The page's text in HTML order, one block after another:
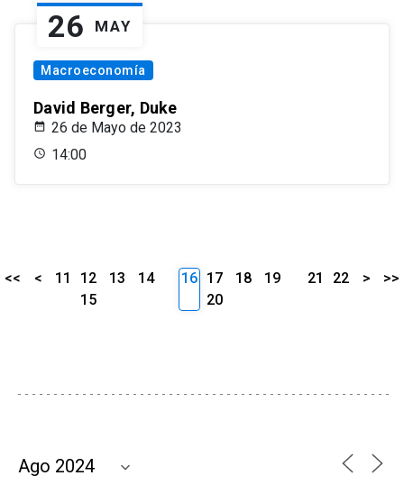
26 MAY
Macroeconomía
David Berger, Duke
26 de Mayo de 2023
14:00
<< < 11 12 13
14
15
16 17 18
19
20
21 22 > >>